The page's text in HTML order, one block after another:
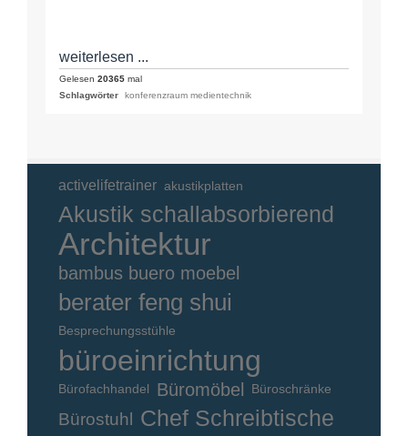
weiterlesen ...
Gelesen 20365 mal
Schlagwörter
konferenzraum medientechnik
activelifetrainer akustikplatten
Akustik schallabsorbierend
Architektur
bambus buero moebel
berater feng shui
Besprechungsstühle
büroeinrichtung
Bürofachhandel Büromöbel Büroschränke
Bürostuhl Chef Schreibtische